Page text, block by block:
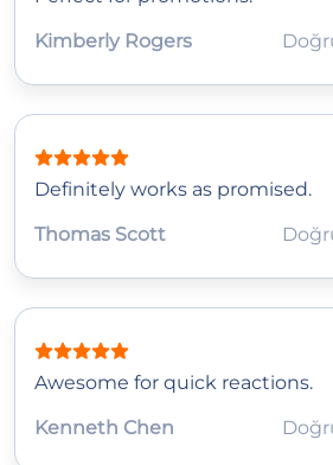
Kimberly Rogers
Definitely works as promised.
Thomas Scott
Awesome for quick reactions.
Kenneth Chen